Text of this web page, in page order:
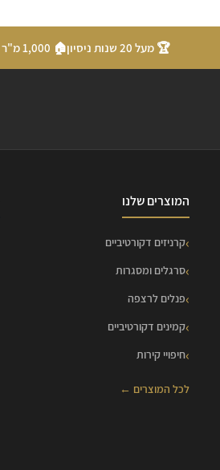
🏆 מעל 20 שנות ניסיון 🏠 1,000 מ"ר אולם תצוגה
המוצרים שלנו
קרניזים דקורטיביים
סרגלים ומסגרות
פנלים לרצפה
קמינים דקורטיביים
חיפויי קירות
לכל המוצרים ←